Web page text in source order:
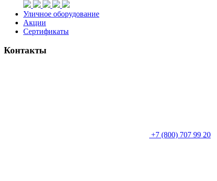
Уличное оборудование
Акции
Сертификаты
Контакты
+7 (800) 707 99 20